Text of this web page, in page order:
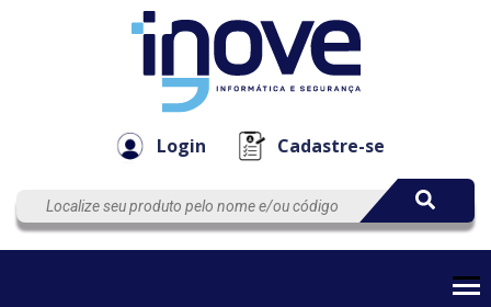
Login Cadastre-se
EmpresaAutomação